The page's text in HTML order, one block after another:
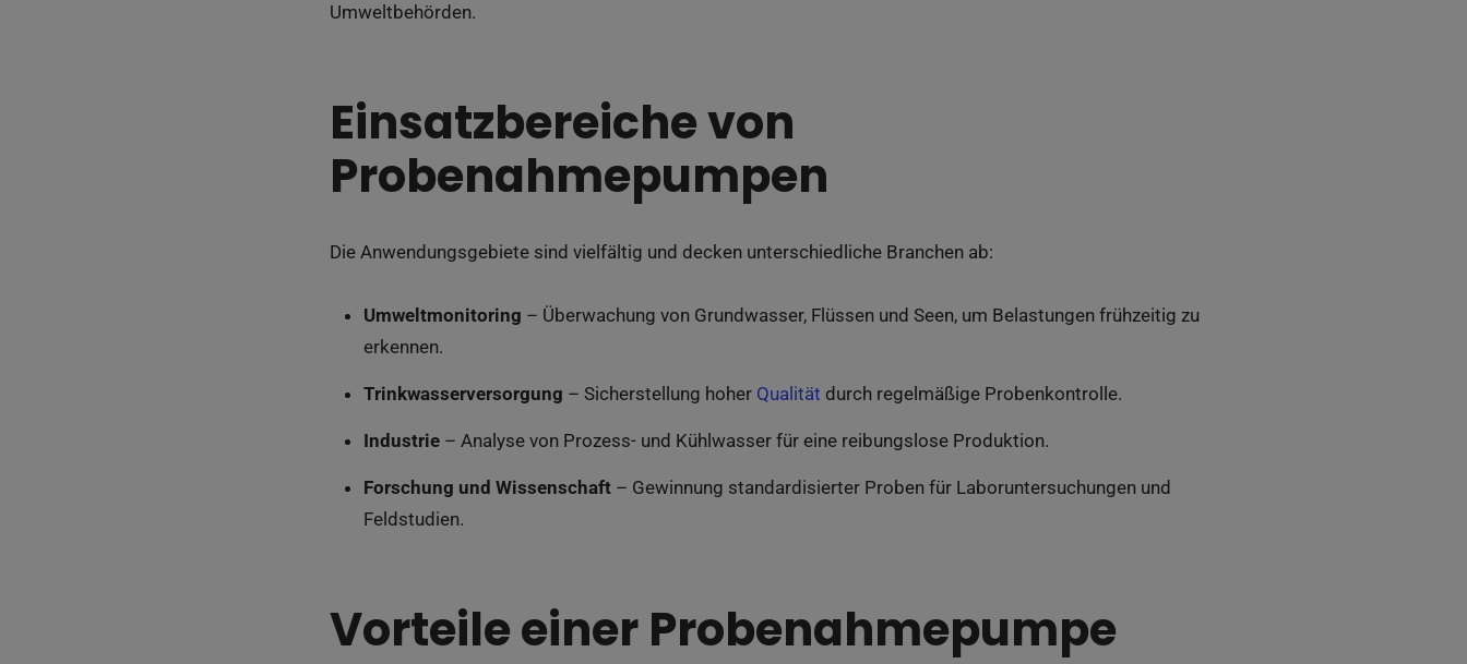
Umweltbehörden.
Einsatzbereiche von
Probenahmepumpen
Die Anwendungsgebiete sind vielfältig und decken unterschiedliche Branchen ab:
Umweltmonitoring – Überwachung von Grundwasser, Flüssen und Seen, um Belastungen frühzeitig zu
erkennen.
Trinkwasserversorgung – Sicherstellung hoher Qualität durch regelmäßige Probenkontrolle.
Industrie– Analyse von Prozess- und Kühlwasser für eine reibungslose Produktion.
Forschung und Wissenschaft– Gewinnung standardisierter Proben für Laboruntersuchungen und
Feldstudien.
Vorteile einer Probenahmepumpe